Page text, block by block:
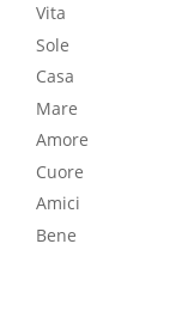
Vita
Sole
Casa
Mare
Amore
Cuore
Amici
Bene